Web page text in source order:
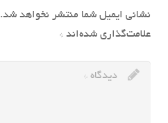
نشانی ایمیل شما منتشر نخواهد شد.
علامت‌گذاری شده‌اند *